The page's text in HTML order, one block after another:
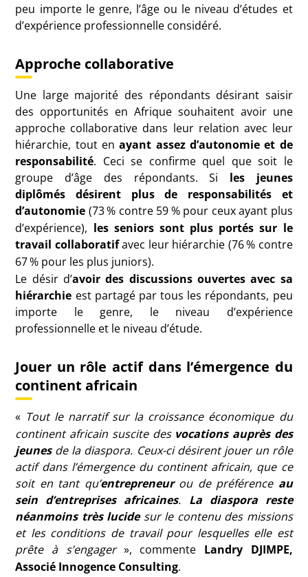
peu importe le genre, l’âge ou le niveau d’études et
d’expérience professionnelle considéré.
Approche collaborative
Une large majorité des répondants désirant saisir
des opportunités en Afrique souhaitent avoir une
approche collaborative dans leur relation avec leur
hiérarchie, tout en ayant assez d’autonomie et de
responsabilité. Ceci se confirme quel que soit le
groupe d’âge des répondants. Si
les jeunes
diplômés désirent plus de responsabilités et
d’autonomie (73% contre 59% pour ceux ayant plus
d’expérience), les seniors sont plus portés sur le
travail collaboratif avec leur hiérarchie (76% contre
67% pour les plus juniors).
Le désir d’avoir des discussions ouvertes avec sa
hiérarchie est partagé par tous les répondants, peu
importe le genre, le niveau d’expérience
professionnelle et le niveau d’étude.
Jouer un rôle actif dans l’émergence du
continent africain
« Tout le narratif sur la croissance économique du
continent africain suscite des vocations auprès des
jeunes de la diaspora. Ceux-ci désirent jouer un rôle
actif dans l’émergence du continent africain, que ce
soit en tant qu’entrepreneur ou de préférence au
sein d’entreprises africaines. La diaspora reste
néanmoins très lucide sur le contenu des missions
et les conditions de travail pour lesquelles elle est
prête à s’engager », commente Landry DJIMPE,
Associé Innogence Consulting.